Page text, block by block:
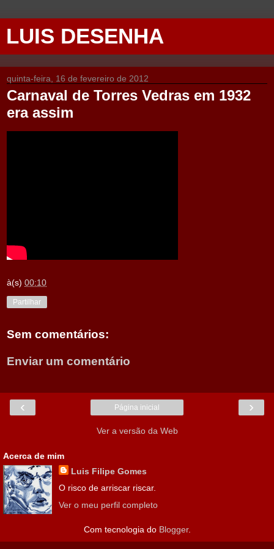
LUIS DESENHA
quinta-feira, 16 de fevereiro de 2012
Carnaval de Torres Vedras em 1932
era assim
à(s) 00:10
Partilhar
Sem comentários:
Enviar um comentário
‹ ›
Página inicial
Ver a versão da Web
Acerca de mim
Luis Filipe Gomes
O risco de arriscar riscar.
Ver o meu perfil completo
Com tecnologia do Blogger.